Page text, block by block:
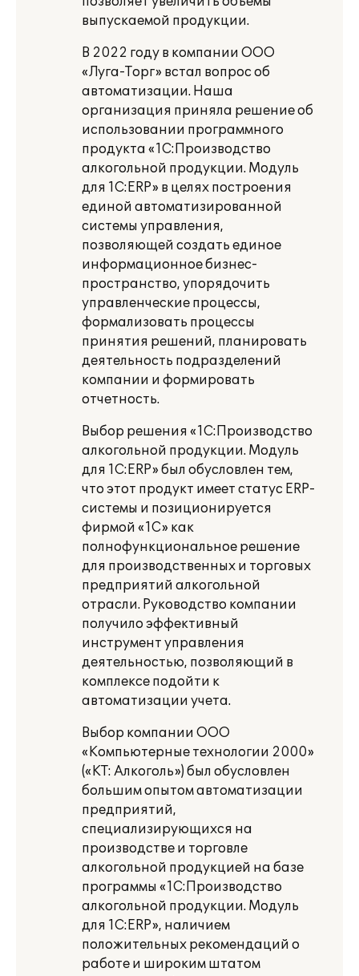
выпускаемой продукции.
В 2022 году в компании ООО
«Луга-Торг» встал вопрос об
автоматизации. Наша
организация приняла решение об
использовании программного
продукта «1С:Производство
алкогольной продукции. Модуль
для 1С:ERP» в целях построения
единой автоматизированной
системы управления,
позволяющей создать единое
информационное бизнес-
пространство, упорядочить
управленческие процессы,
формализовать процессы
принятия решений, планировать
деятельность подразделений
компании и формировать
отчетность.
Выбор решения «1С:Производство
алкогольной продукции. Модуль
для 1С:ERP» был обусловлен тем,
что этот продукт имеет статус ERP-
системы и позиционируется
фирмой «1С» как
полнофункциональное решение
для производственных и торговых
предприятий алкогольной
отрасли. Руководство компании
получило эффективный
инструмент управления
деятельностью, позволяющий в
комплексе подойти к
автоматизации учета.
Выбор компании ООО
«Компьютерные технологии 2000»
(«КТ: Алкоголь») был обусловлен
большим опытом автоматизации
предприятий,
специализирующихся на
производстве и торговле
алкогольной продукцией на базе
программы «1С:Производство
алкогольной продукции. Модуль
для 1С:ERP», наличием
положительных рекомендаций о
работе и широким штатом